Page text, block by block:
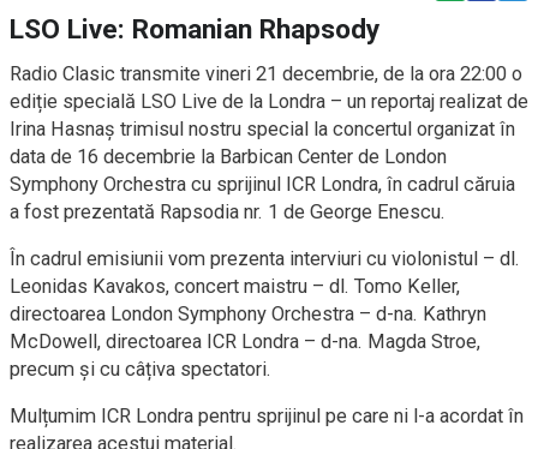
LSO Live: Romanian Rhapsody
Radio Clasic transmite vineri 21 decembrie, de la ora 22:00 o
ediție specială LSO Live de la Londra – un reportaj realizat de
Irina Hasnaș trimisul nostru special la concertul organizat în
data de 16 decembrie la Barbican Center de London
Symphony Orchestra cu sprijinul ICR Londra, în cadrul căruia
a fost prezentată Rapsodia nr. 1 de George Enescu.
În cadrul emisiunii vom prezenta interviuri cu violonistul – dl.
Leonidas Kavakos, concert maistru – dl. Tomo Keller,
directoarea London Symphony Orchestra – d-na. Kathryn
McDowell, directoarea ICR Londra – d-na. Magda Stroe,
precum și cu câțiva spectatori.
Mulțumim ICR Londra pentru sprijinul pe care ni l-a acordat în
realizarea acestui material.